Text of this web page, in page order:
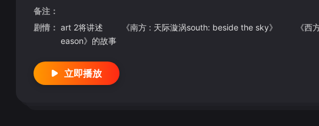
备注：
剧情： art 2将讲述 《南方 : 天际漩涡south: beside the sky》 《西方
eason》的故事
立即播放